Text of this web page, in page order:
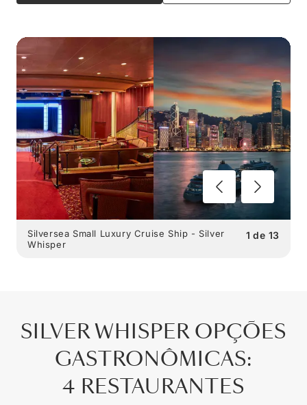
1 de 13
Silversea Small Luxury Cruise Ship - Silver
Whisper
SILVER WHISPER OPÇÕES
GASTRONÔMICAS:
4 RESTAURANTES